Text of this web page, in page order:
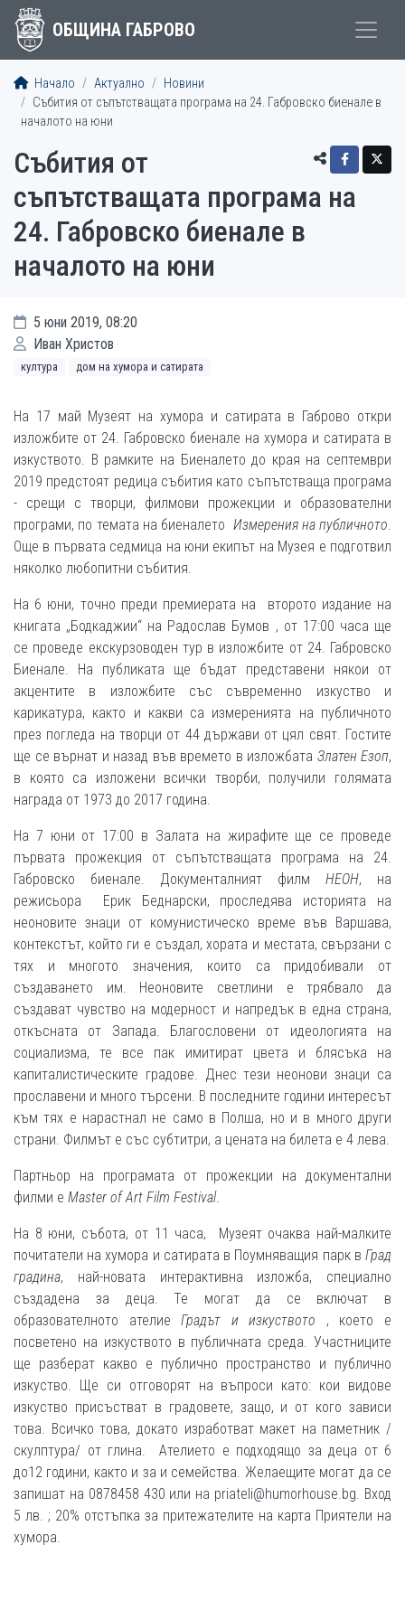
ОБЩИНА ГАБРОВО
Начало Актуално
Новини
Събития от съпътстващата програма на 24. Габровско биенале в
началото на юни
Събития от
съпътстващата програма на
24. Габровско биенале в
началото на юни
5 юни 2019, 08:20
Иван Христов
култура дом на хумора и сатирата
На 17 май Музеят на хумора и сатирата в Габрово откри
изложбите от 24. Габровско биенале на хумора и сатирата в
изкуството. В рамките на Биеналето до края на септември
2019 предстоят редица събития като съпътстваща програма
- срещи с творци, филмови прожекции и образователни
програми, по темата на биеналето Измерения на публичното.
Още в първата седмица на юни екипът на Музея е подготвил
няколко любопитни събития.
На 6 юни, точно преди премиерата на второто издание на
книгата „Бодкаджии“ на Радослав Бумов , от 17:00 часа ще
се проведе екскурзоводен тур в изложбите от 24. Габровско
Биенале. На публиката ще бъдат представени някои от
акцентите в изложбите със съвременно изкуство и
карикатура, както и какви са измеренията на публичното
през погледа на творци от 44 държави от цял свят. Гостите
ще се върнат и назад във времето в изложбата Златен Езоп,
в която са изложени всички творби, получили голямата
награда от 1973 до 2017 година.
На 7 юни от 17:00 в Залата на жирафите ще се проведе
първата прожекция от съпътстващата програма на 24.
Габровско биенале. Документалният филм НЕОН, на
режисьора Ерик Беднарски, проследява историята на
неоновите знаци от комунистическо време във Варшава,
контекстът, който ги е създал, хората и местата, свързани с
тях и многото значения, които са придобивали от
създаването им. Неоновите светлини е трябвало да
създават чувство на модерност и напредък в една страна,
откъсната от Запада. Благословени от идеологията на
социализма, те все пак имитират цвета и блясъка на
капиталистическите градове. Днес тези неонови знаци сa
прославени и много търсени. В последните години интересът
към тях е нарастнал не само в Полша, но и в много други
страни. Филмът е със субтитри, а цената на билета е 4 лева.
Партньор на програмата от прожекции на документални
филми е Master of Art Film Festival.
На 8 юни, събота, от 11 часа, Музеят очаква най-малките
почитатели на хумора и сатирата в Поумняващия парк в Град
градина, най-новата интерактивна изложба, специално
създадена за деца. Те могат да се включат в
образователното ателиеГрадът и изкуството , което е
посветено на изкуството в публичната среда. Участниците
ще разберат какво е публично пространство и публично
изкуство. Ще си отговорят на въпроси като: кои видове
изкуство присъстват в градовете, защо, и от кого зависи
това. Всичко това, докато изработват макет на паметник /
скулптура/ от глина. Ателието е подходящо за деца от 6
до12 години, както и за и семейства. Желаещите могат да се
запишат на 0878458 430 или на priateli@humorhouse.bg. Вход
5 лв. ; 20% отстъпка за притежателите на карта Приятели на
хумора.